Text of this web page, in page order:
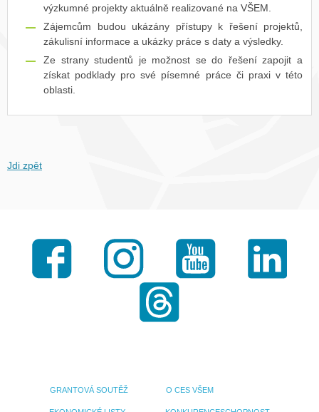
výzkumné projekty aktuálně realizované na VŠEM.
Zájemcům budou ukázány přístupy k řešení projektů,
zákulisní informace a ukázky práce s daty a výsledky.
Ze strany studentů je možnost se do řešení zapojit a
získat podklady pro své písemné práce či praxi v této
oblasti.
Jdi zpět
Facebook Instagram Youtube
GRANTOVÁ SOUTĚŽ O CES VŠEM